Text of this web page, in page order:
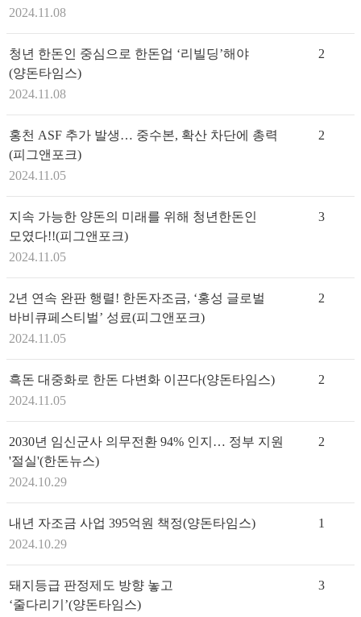
2024.11.08
청년 한돈인 중심으로 한돈업 ‘리빌딩’해야
(양돈타임스)
2024.11.08
2
홍천 ASF 추가 발생… 중수본, 확산 차단에 총력
(피그앤포크)
2024.11.05
2
지속 가능한 양돈의 미래를 위해 청년한돈인
모였다!!(피그앤포크)
2024.11.05
3
2년 연속 완판 행렬! 한돈자조금, ‘홍성 글로벌
바비큐페스티벌’ 성료(피그앤포크)
2024.11.05
2
흑돈 대중화로 한돈 다변화 이끈다(양돈타임스)
2024.11.05
2
2030년 임신군사 의무전환 94% 인지… 정부 지원
'절실'(한돈뉴스)
2024.10.29
2
내년 자조금 사업 395억원 책정(양돈타임스)
2024.10.29
1
돼지등급 판정제도 방향 놓고
‘줄다리기’(양돈타임스)
3